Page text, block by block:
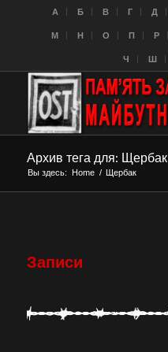
A Б В Г Д
M Н О П Р
Ч Ш
Архив тега для: Щербак
Вы здесь: Home / Щербак
Записи